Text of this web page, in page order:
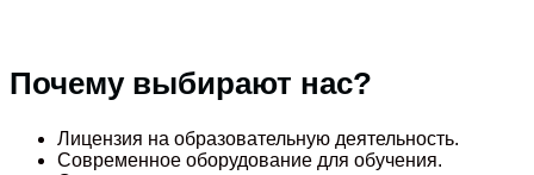
Почему выбирают нас?
Лицензия на образовательную деятельность.
Современное оборудование для обучения.